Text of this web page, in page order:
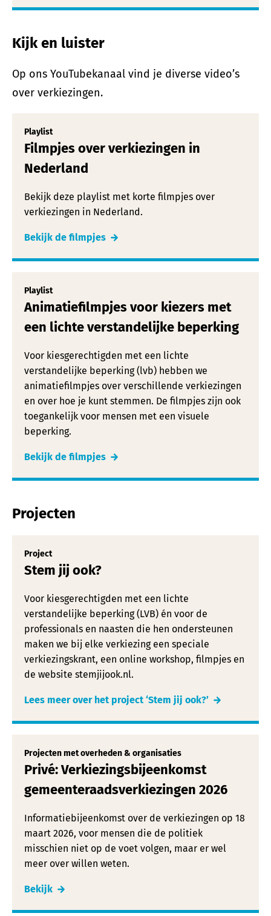
Kijk en luister
Op ons YouTubekanaal vind je diverse video’s
over verkiezingen.
Playlist
Filmpjes over verkiezingen in
Nederland
Bekijk deze playlist met korte filmpjes over
verkiezingen in Nederland.
Bekijk de filmpjes
Playlist
Animatiefilmpjes voor kiezers met
een lichte verstandelijke beperking
Voor kiesgerechtigden met een lichte
verstandelijke beperking (lvb) hebben we
animatiefilmpjes over verschillende verkiezingen
en over hoe je kunt stemmen. De filmpjes zijn ook
toegankelijk voor mensen met een visuele
beperking.
Bekijk de filmpjes
Projecten
Project
Stem jij ook?
Voor kiesgerechtigden met een lichte
verstandelijke beperking (LVB) én voor de
professionals en naasten die hen ondersteunen
maken we bij elke verkiezing een speciale
verkiezingskrant, een online workshop, filmpjes en
de website stemjijook.nl.
Lees meer over het project ‘Stem jij ook?’
Projecten met overheden & organisaties
Privé: Verkiezingsbijeenkomst
gemeenteraadsverkiezingen 2026
Informatiebijeenkomst over de verkiezingen op 18
maart 2026, voor mensen die de politiek
misschien niet op de voet volgen, maar er wel
meer over willen weten.
Bekijk